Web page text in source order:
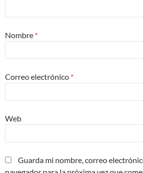
Nombre *
Correo electrónico *
Web
Guarda mi nombre, correo